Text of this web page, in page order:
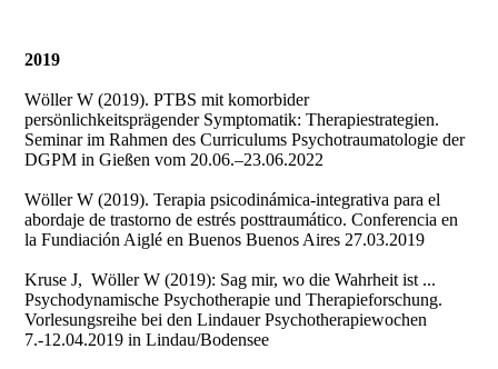
2019
Wöller W (2019). PTBS mit komorbider
persönlichkeitsprägender Symptomatik: Therapiestrategien.
Seminar im Rahmen des Curriculums Psychotraumatologie der
DGPM in Gießen vom 20.06.–23.06.2022
Wöller W (2019). Terapia psicodinámica-integrativa para el
abordaje de trastorno de estrés posttraumático. Conferencia en
la Fundiación Aiglé en Buenos Buenos Aires 27.03.2019
Kruse J, Wöller W (2019): Sag mir, wo die Wahrheit ist ...
Psychodynamische Psychotherapie und Therapieforschung.
Vorlesungsreihe bei den Lindauer Psychotherapiewochen
7.-12.04.2019 in Lindau/Bodensee